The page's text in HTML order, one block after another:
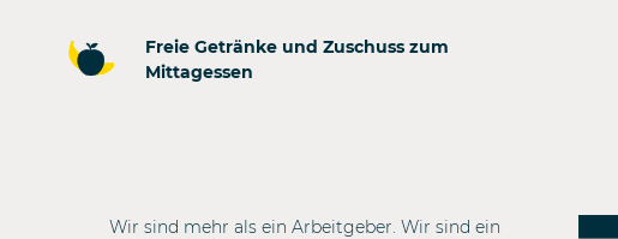
Freie Getränke und Zuschuss zum
Mittagessen
Wir sind mehr als ein Arbeitgeber. Wir sind ein